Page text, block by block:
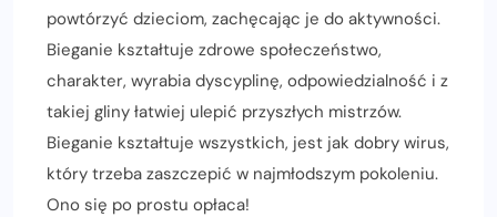
powtórzyć dzieciom, zachęcając je do aktywności.
Bieganie kształtuje zdrowe społeczeństwo,
charakter, wyrabia dyscyplinę, odpowiedzialność i z
takiej gliny łatwiej ulepić przyszłych mistrzów.
Bieganie kształtuje wszystkich, jest jak dobry wirus,
który trzeba zaszczepić w najmłodszym pokoleniu.
Ono się po prostu opłaca!